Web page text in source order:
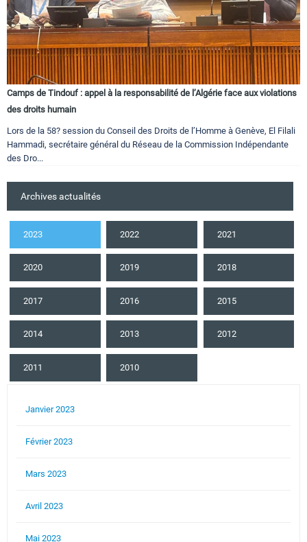
Camps de Tindouf : appel à la responsabilité de l’Algérie face aux violations
des droits humain
Lors de la 58? session du Conseil des Droits de l’Homme à Genève, El Filali
Hammadi, secrétaire général du Réseau de la Commission Indépendante
des Dro...
Archives actualités
2023 2022 2021
2020 2019 2018
2017 2016 2015
2014 2013 2012
2011 2010
Janvier 2023
Février 2023
Mars 2023
Avril 2023
Mai 2023